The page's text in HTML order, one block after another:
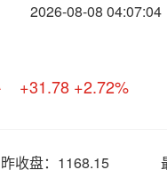
2026-08-08
+31.78 +2.72%
昨收盘： 1168.15